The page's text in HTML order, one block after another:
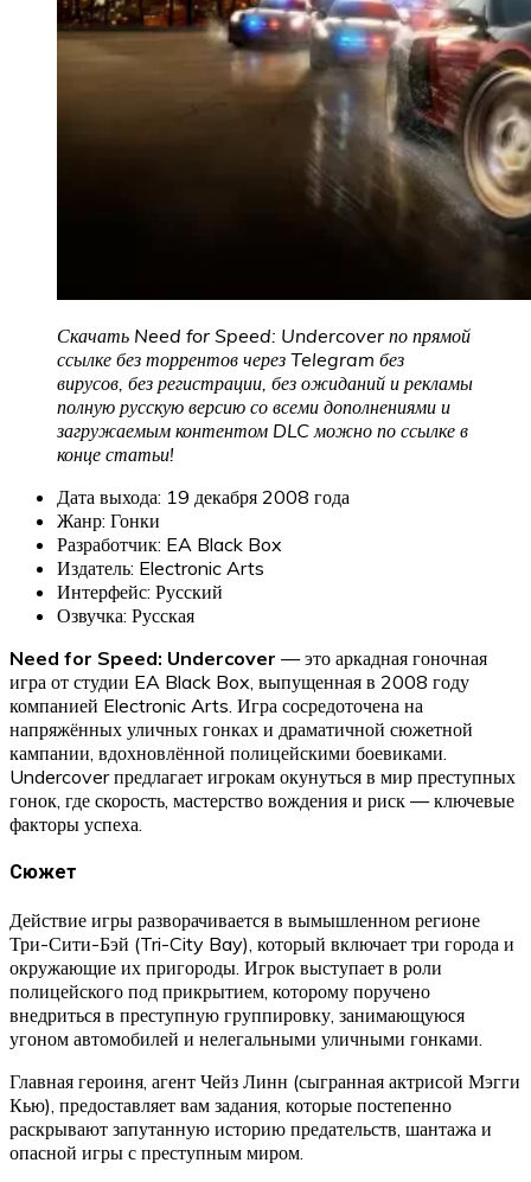
Скачать Need for Speed: Undercover по прямой
ссылке без торрентов через Telegram без
вирусов, без регистрации, без ожиданий и рекламы
полную русскую версию со всеми дополнениями и
загружаемым контентом DLC можно по ссылке в
конце статьи!
Дата выхода: 19 декабря 2008 года
Жанр: Гонки
Разработчик: EA Black Box
Издатель: Electronic Arts
Интерфейс: Русский
Озвучка: Русская
Need for Speed: Undercover — это аркадная гоночная
игра от студии EA Black Box, выпущенная в 2008 году
компанией Electronic Arts. Игра сосредоточена на
напряжённых уличных гонках и драматичной сюжетной
кампании, вдохновлённой полицейскими боевиками.
Undercover предлагает игрокам окунуться в мир преступных
гонок, где скорость, мастерство вождения и риск — ключевые
факторы успеха.
Сюжет
Действие игры разворачивается в вымышленном регионе
Три-Сити-Бэй (Tri-City Bay), который включает три города и
окружающие их пригороды. Игрок выступает в роли
полицейского под прикрытием, которому поручено
внедриться в преступную группировку, занимающуюся
угоном автомобилей и нелегальными уличными гонками.
Главная героиня, агент Чейз Линн (сыгранная актрисой Мэгги
Кью), предоставляет вам задания, которые постепенно
раскрывают запутанную историю предательств, шантажа и
опасной игры с преступным миром.